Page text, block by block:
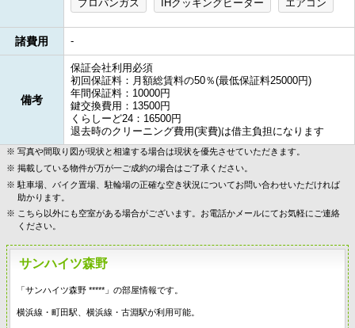
プロパンガス IHクッキングヒーター エアコン
諸費用 -
備考
保証会社利用必須
初回保証料：月額総賃料の50％(最低保証料25000円)
年間保証料：10000円
鍵交換費用：13500円
くらしーど24：16500円
退去時のクリーニング費用(実費)は借主負担になります
写真や間取り図が現状と相違する場合は現状を優先させていただきます。
掲載している物件が万が一ご成約の場合はご了承ください。
駐車場、バイク置場、駐輪場の正確な空き状況についてお問い合わせいただければ
助かります。
こちら以外にも空室がある場合がございます。お電話かメールにてお気軽にご連絡
ください。
サンハイツ森野
「サンハイツ森野 *****」の部屋情報です。
横浜線・町田駅、横浜線・古淵駅が利用可能。